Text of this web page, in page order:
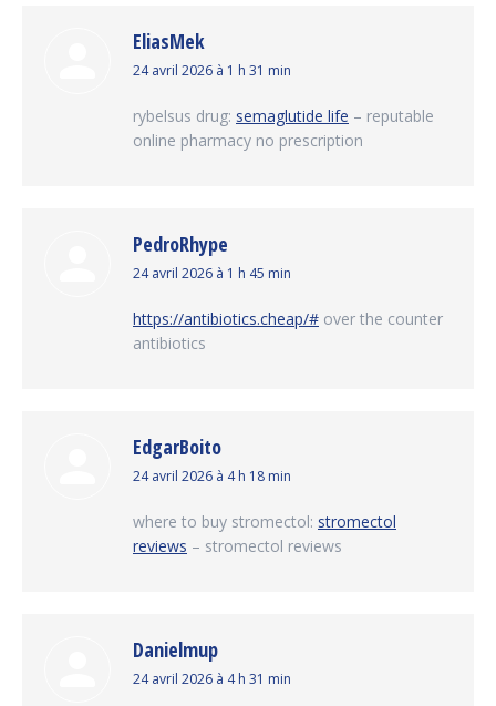
EliasMek
dit
24 avril 2026 à 1 h 31 min
rybelsus drug: semaglutide life – reputable
online pharmacy no prescription
PedroRhype
dit
24 avril 2026 à 1 h 45 min
https://antibiotics.cheap/# over the counter
antibiotics
EdgarBoito
dit
24 avril 2026 à 4 h 18 min
where to buy stromectol: stromectol
reviews – stromectol reviews
Danielmup
dit
24 avril 2026 à 4 h 31 min